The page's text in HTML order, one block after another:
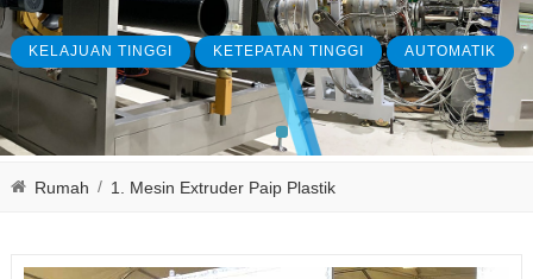
KELAJUAN TINGGI KETEPATAN TINGGI AUTOMATIK
Rumah / 1. Mesin Extruder Paip Plastik